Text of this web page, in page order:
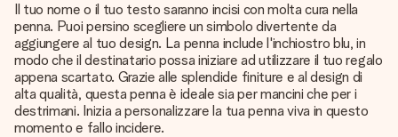
Il tuo nome o il tuo testo saranno incisi con molta cura nella
penna. Puoi persino scegliere un simbolo divertente da
aggiungere al tuo design. La penna include l'inchiostro blu, in
modo che il destinatario possa iniziare ad utilizzare il tuo regalo
appena scartato. Grazie alle splendide finiture e al design di
alta qualità, questa penna è ideale sia per mancini che per i
destrimani. Inizia a personalizzare la tua penna viva in questo
momento e fallo incidere.